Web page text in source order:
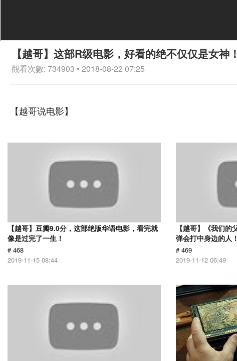
【越哥】这部R级电影，好看的绝不仅仅是女神
觀看次數: 734903 • 2018-08-22 07:25
【越哥说电影】
【越哥】豆瓣9.0分，这部绝版华语电影，看完就
像是过完了一生！
# 468
2019-11-15 08:44
【越哥】《我们
弹会打中身边的人！
# 469
2019-11-12 06:49